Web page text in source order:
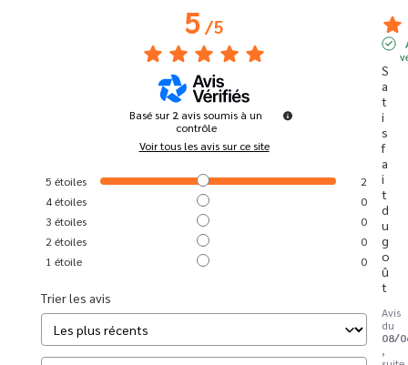
5/5
Basé sur2 avis soumis à un
contrôle
Voir tous les avis sur ce site
5 étoiles
2
4étoiles
0
3 étoiles
0
2 étoiles
0
1 étoile 0
Trier les avis
S
a
t
i
s
f
a
i
t
d
u
g
o
û
t
Avis
du
08/
,